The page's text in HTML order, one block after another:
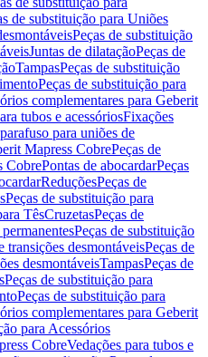
de substituição para Uniões
Peças de substituição
Juntas de dilataçãoPeças de
TampasPeças de substituição
Peças de substituição para
complementares para Geberit
tubos e acessóriosFixações
para uniões de
Mapress CobrePeças de
CobrePontas de abocardarPeças
ReduçõesPeças de
Peças de substituição para
TêsCruzetasPeças de
Peças de substituição
transições desmontáveisPeças de
desmontáveisTampasPeças de
Peças de substituição para
Peças de substituição para
complementares para Geberit
para Acessórios
CobreVedações para tubos e